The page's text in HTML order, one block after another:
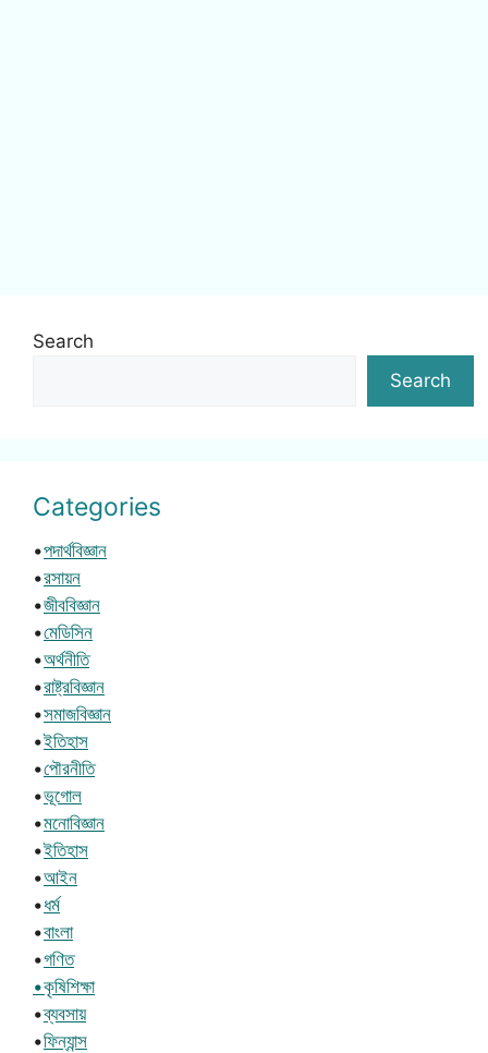
Search
Search
Categories
•পদার্থবিজ্ঞান
•রসায়ন
•জীববিজ্ঞান
•মেডিসিন
•অর্থনীতি
•রাষ্ট্রবিজ্ঞান
•সমাজবিজ্ঞান
•ইতিহাস
•পৌরনীতি
•ভূগোল
•মনোবিজ্ঞান
•ইতিহাস
•আইন
•ধর্ম
•বাংলা
•গণিত
•কৃষিশিক্ষা
•ব্যবসায়
•ফিন্যান্স